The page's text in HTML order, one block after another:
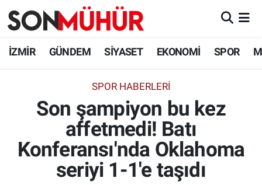
İZMİR GÜNDEM SİYASET EKONOMİ SPOR
SPOR HABERLERI
Son şampiyon bu kez
affetmedi! Batı
Konferansı'nda Oklahoma
seriyi 1-1'e taşıdı
İzmir Nöbetçi Eczaneler
İzmir Namaz Vakitleri
İzmir Trafik Yoğunluk Haritası
Süper Lig Puan Durumu ve Fikstür